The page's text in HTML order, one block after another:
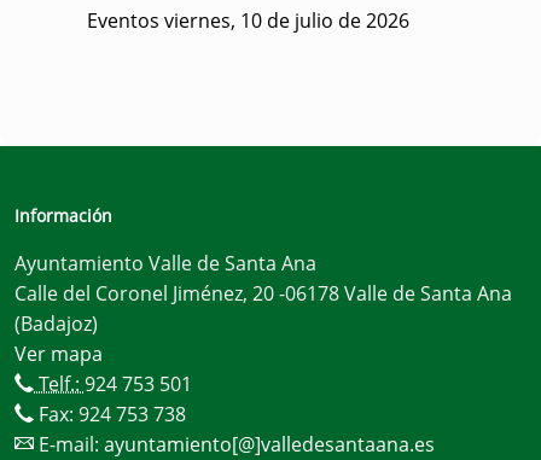
Eventos viernes, 10 de julio de 2026
Información
Ayuntamiento Valle de Santa Ana
Calle del Coronel Jiménez, 20 -06178 Valle de Santa Ana
(Badajoz)
Ver mapa
Telf.: 924 753 501
Fax: 924 753 738
E-mail: ayuntamiento[@]valledesantaana.es